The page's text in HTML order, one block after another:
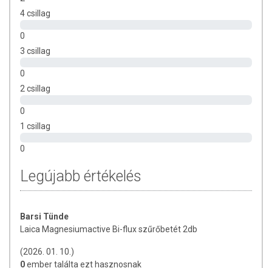
4 csillag
0
3 csillag
0
2 csillag
0
1 csillag
0
Legújabb értékelés
Barsi Tünde
Laica Magnesiumactive Bi-flux szűrőbetét 2db
(2026. 01. 10.)
0ember találta ezt hasznosnak